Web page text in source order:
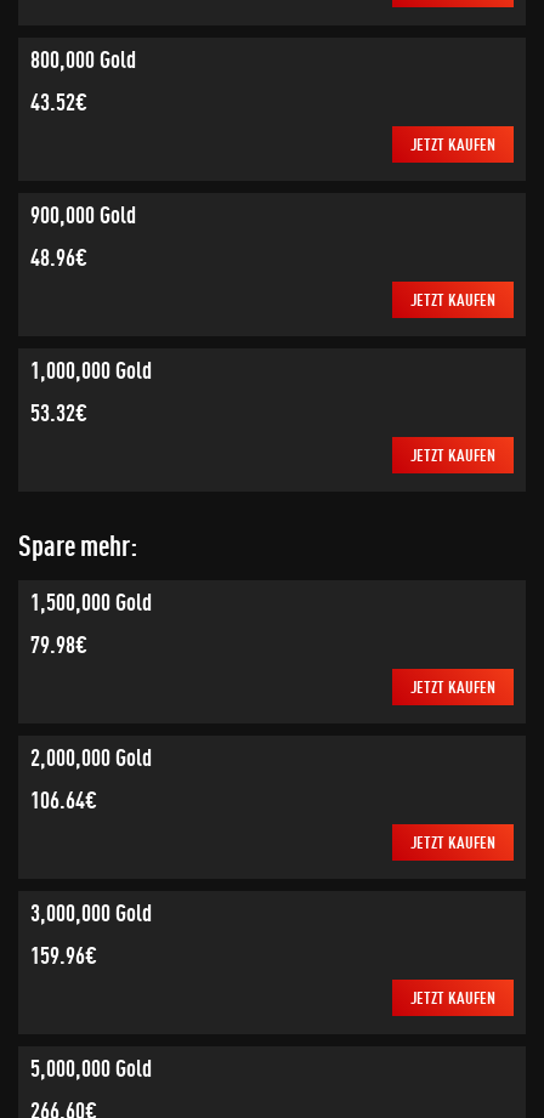
800,000 Gold
43.52€
JETZT KAUFEN
900,000 Gold
48.96€
JETZT KAUFEN
1,000,000 Gold
53.32€
JETZT KAUFEN
Spare mehr:
1,500,000 Gold
79.98€
JETZT KAUFEN
2,000,000 Gold
106.64€
JETZT KAUFEN
3,000,000 Gold
159.96€
JETZT KAUFEN
5,000,000 Gold
266.60€